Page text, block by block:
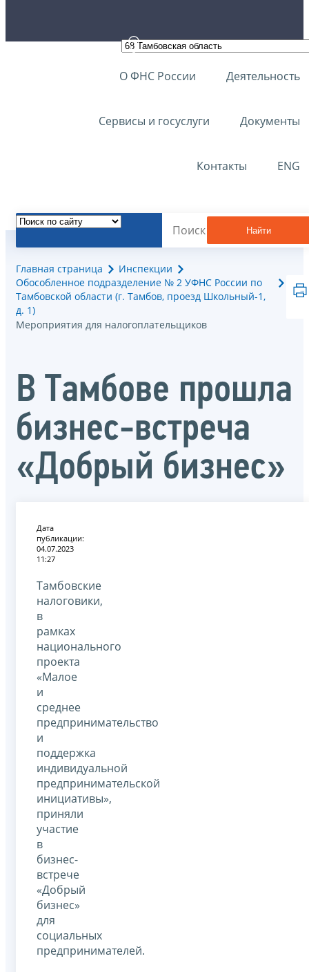
О ФНС России Деятельность
Сервисы и госуслуги Документы
Контакты ENG
Найти
Главная страница
Инспекции
Обособленное подразделение № 2 УФНС России по
Тамбовской области (г. Тамбов, проезд Школьный-1,
д. 1)
Мероприятия для налогоплательщиков
В Тамбове прошла
бизнес-встреча
«Добрый бизнес»
Дата
публикации:
04.07.2023
11:27
Тамбовские
налоговики,
в
рамках
национального
проекта
«Малое
и
среднее
предпринимательство
и
поддержка
индивидуальной
предпринимательской
инициативы»,
приняли
участие
в
бизнес-
встрече
«Добрый
бизнес»
для
социальных
предпринимателей.